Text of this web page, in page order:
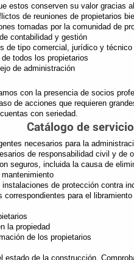
estos conserven su valor gracias
de reuniones de propietarios
tomadas por la comunidad de
contabilidad y gestión
de tipo comercial, jurídico y técnico
todos los propietarios
de administración
con la presencia de socios
de acciones que requieren
con seriedad.
Catálogo de
necesarios para la
de responsabilidad civil y de
seguros, incluida la causa de
de protección contra
para el
la propiedad
de los propietarios
estado de la construcción.